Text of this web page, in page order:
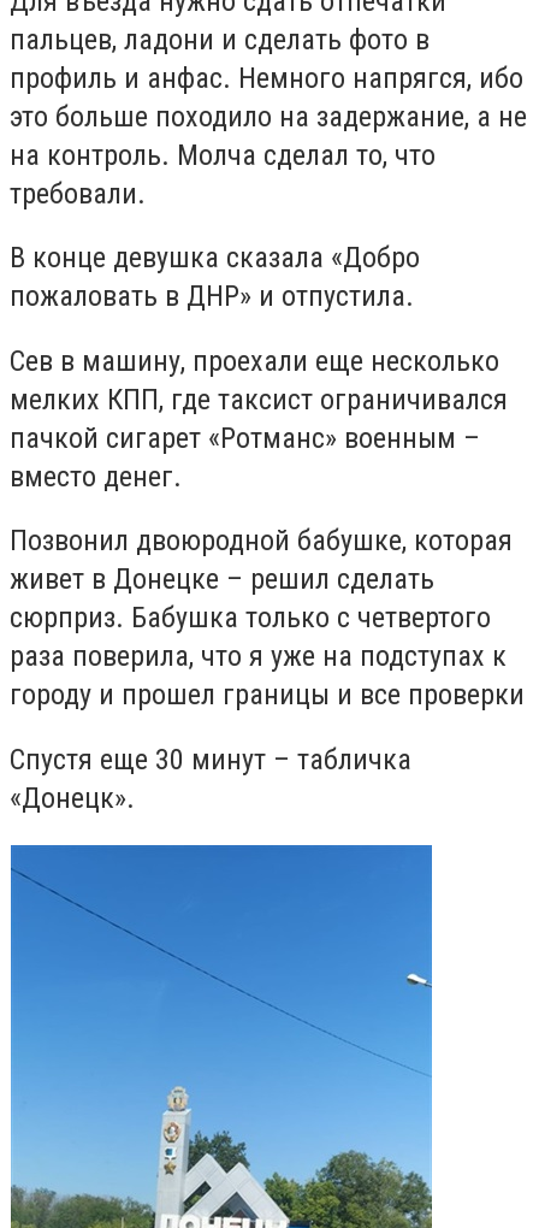
пальцев, ладони и сделать фото в
профиль и анфас. Немного напрягся, ибо
это больше походило на задержание, а не
на контроль. Молча сделал то, что
требовали.
В конце девушка сказала «Добро
пожаловать в ДНР» и отпустила.
Сев в машину, проехали еще несколько
мелких КПП, где таксист ограничивался
пачкой сигарет «Ротманс» военным –
вместо денег.
Позвонил двоюродной бабушке, которая
живет в Донецке – решил сделать
сюрприз. Бабушка только с четвертого
раза поверила, что я уже на подступах к
городу и прошел границы и все проверки
Спустя еще 30 минут – табличка
«Донецк».